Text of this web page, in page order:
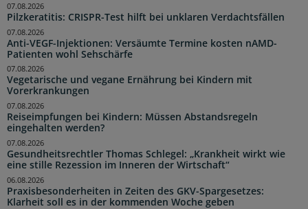
Pilzkeratitis: CRISPR-Test hilft bei unklaren Verdachtsfällen
07.08.2026
Anti-VEGF-Injektionen: Versäumte Termine kosten nAMD-
Patienten wohl Sehschärfe
07.08.2026
Vegetarische und vegane Ernährung bei Kindern mit
Vorerkrankungen
07.08.2026
Reiseimpfungen bei Kindern: Müssen Abstandsregeln
eingehalten werden?
07.08.2026
Gesundheitsrechtler Thomas Schlegel: „Krankheit wirkt wie
eine stille Rezession im Inneren der Wirtschaft“
07.08.2026
Praxisbesonderheiten in Zeiten des GKV-Spargesetzes:
Klarheit soll es in der kommenden Woche geben
06.08.2026